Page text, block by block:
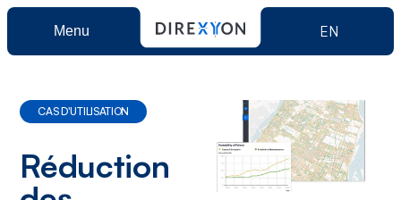
Menu EN
Solutions
CAS D'UTILISATION
Réduction